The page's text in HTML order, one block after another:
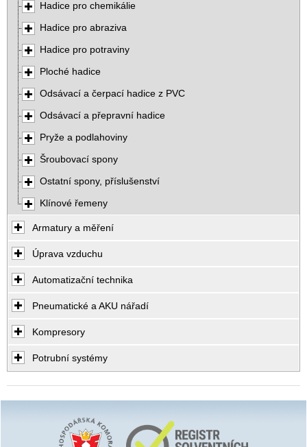
Hadice pro chemikálie
Hadice pro abraziva
Hadice pro potraviny
Ploché hadice
Odsávací a čerpací hadice z PVC
Odsávací a přepravní hadice
Pryže a podlahoviny
Šroubovací spony
Ostatní spony, příslušenství
Klínové řemeny
Armatury a měření
Úprava vzduchu
Automatizační technika
Pneumatické a AKU nářadí
Kompresory
Potrubní systémy